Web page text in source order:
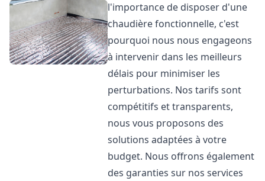
l'importance de disposer d'une
chaudière fonctionnelle, c'est
pourquoi nous nous engageons
à intervenir dans les meilleurs
délais pour minimiser les
perturbations. Nos tarifs sont
compétitifs et transparents,
nous vous proposons des
solutions adaptées à votre
budget. Nous offrons également
des garanties sur nos services